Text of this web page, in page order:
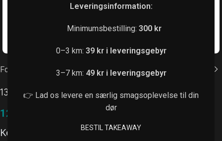
Leveringsinformation:
Minimumsbestilling: 300 kr
0–3 km: 39 kr i leveringsgebyr
3–7 km: 49 kr i leveringsgebyr
👉 Lad os levere en særlig smagsoplevelse til din
dør
BESTIL TAKEAWAY
Forside Stegte Ris
131A. Kylling
128,00